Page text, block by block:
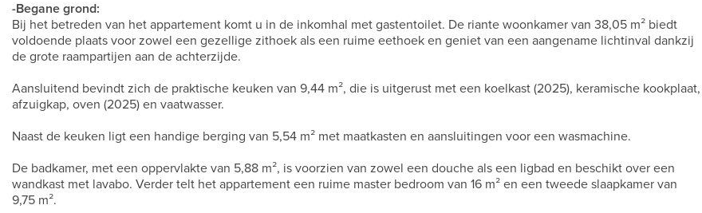
-Begane grond:
Bij het betreden van het appartement komt u in de inkomhal met gastentoilet. De riante woonkamer van 38,05 m² biedt
voldoende plaats voor zowel een gezellige zithoek als een ruime eethoek en geniet van een aangename lichtinval dankzij
de grote raampartijen aan de achterzijde.
Aansluitend bevindt zich de praktische keuken van 9,44 m², die is uitgerust met een koelkast (2025), keramische kookplaat,
afzuigkap, oven (2025) en vaatwasser.
Naast de keuken ligt een handige berging van 5,54 m² met maatkasten en aansluitingen voor een wasmachine.
De badkamer, met een oppervlakte van 5,88 m², is voorzien van zowel een douche als een ligbad en beschikt over een
wandkast met lavabo. Verder telt het appartement een ruime master bedroom van 16 m² en een tweede slaapkamer van
9,75 m².